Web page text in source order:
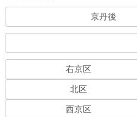
京丹後
右京区
北区
西京区